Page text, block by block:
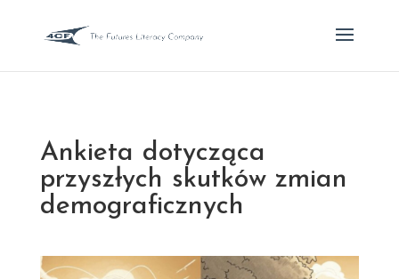
Ankieta dotycząca
przyszłych skutków zmian
demograficznych